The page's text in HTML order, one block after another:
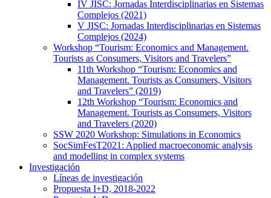
IV JISC: Jornadas Interdisciplinarias en Sistemas
Complejos (2021)
V JISC: Jornadas Interdisciplinarias en Sistemas
Complejos (2024)
Workshop “Tourism: Economics and Management.
Tourists as Consumers, Visitors and Travelers”
11th Workshop “Tourism: Economics and
Management. Tourists as Consumers, Visitors
and Travelers” (2019)
12th Workshop “Tourism: Economics and
Management. Tourists as Consumers, Visitors
and Travelers (2020)
SSW 2020 Workshop: Simulations in Economics
SocSimFesT2021: Applied macroeconomic analysis
and modelling in complex systems
Investigación
Líneas de investigación
Propuesta I+D, 2018-2022